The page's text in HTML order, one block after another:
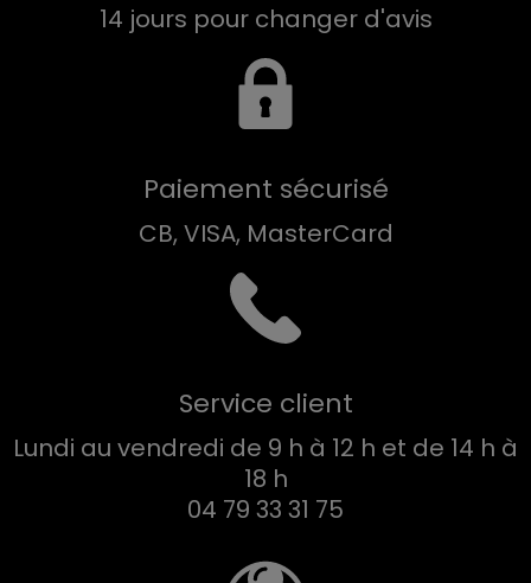
14 jours pour changer d'avis
Paiement sécurisé
CB, VISA, MasterCard
Service client
Lundi au vendredi de 9 h à 12 h et de 14 h à
18 h
04 79 33 31 75